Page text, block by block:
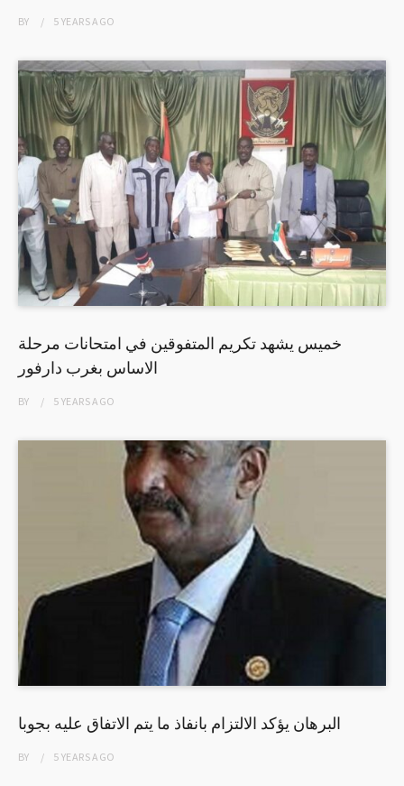
BY 5 YEARSAGO
خميس يشهد تكريم المتفوقين في امتحانات مرحلة
الاساس بغرب دارفور
BY 5 YEARSAGO
البرهان يؤكد الالتزام بانفاذ ما يتم الاتفاق عليه بجوبا
BY 5 YEARSAGO